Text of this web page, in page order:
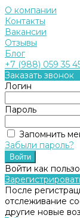
О компании
Контакты
Вакансии
Отзывы
Блог
+7 (988) 059 35
Заказать звонок
Логин
Пароль
Запомнить
Забыли пароль?
Войти как
После
отслеживание
другие новые